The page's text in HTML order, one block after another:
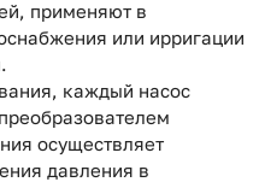
применяют в
или ирригации
каждый насос
осуществляет
давления в